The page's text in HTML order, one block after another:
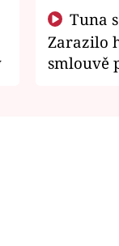
Zarazilo
smlouvě